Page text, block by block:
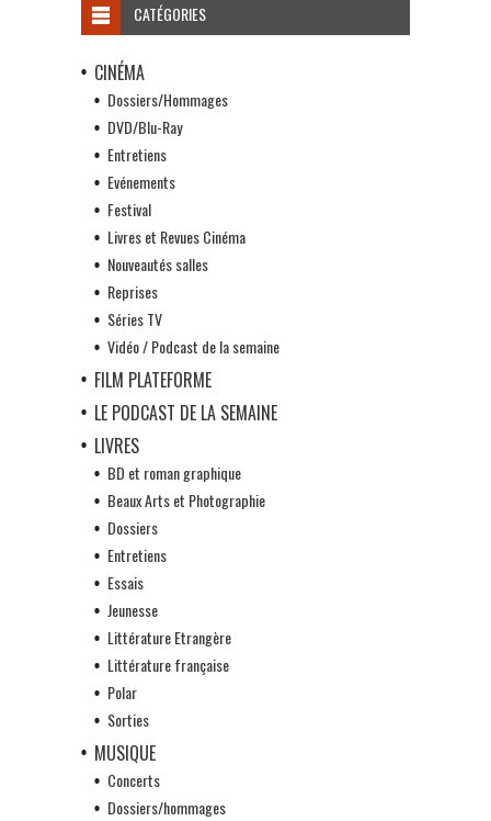
CATÉGORIES
CINÉMA
Dossiers/Hommages
DVD/Blu-Ray
Entretiens
Evénements
Festival
Livres et Revues Cinéma
Nouveautés salles
Reprises
Séries TV
Vidéo / Podcast de la semaine
FILM PLATEFORME
LE PODCAST DE LA SEMAINE
LIVRES
BD et roman graphique
Beaux Arts et Photographie
Dossiers
Entretiens
Essais
Jeunesse
Littérature Etrangère
Littérature française
Polar
Sorties
MUSIQUE
Concerts
Dossiers/hommages